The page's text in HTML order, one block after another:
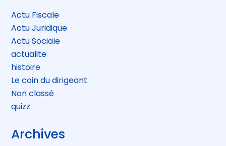
Actu Fiscale
Actu Juridique
Actu Sociale
actualite
histoire
Le coin du dirigeant
Non classé
quizz
Archives